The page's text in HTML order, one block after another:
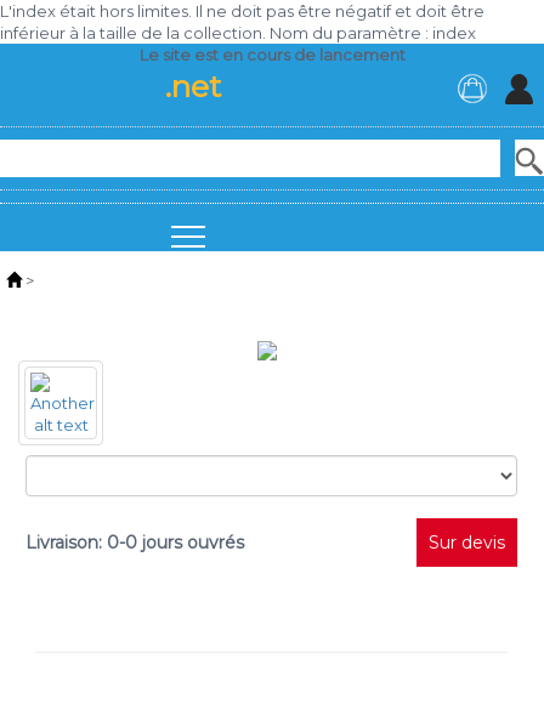
L'index était hors limites. Il ne doit pas être négatif et doit être
inférieur à la taille de la collection. Nom du paramètre : index
Le site est en cours de lancement
.net
>
Livraison: 0-0 jours ouvrés Sur devis